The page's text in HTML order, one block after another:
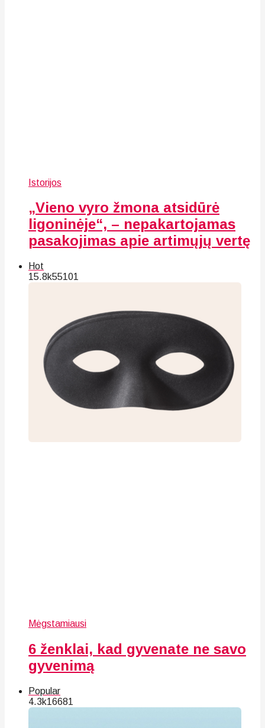
Istorijos
„Vieno vyro žmona atsidūrė
ligoninėje“, – nepakartojamas
pasakojimas apie artimųjų vertę
Hot
15.8k55101
Mėgstamiausi
6 ženklai, kad gyvenate ne savo
gyvenimą
Popular
4.3k16681